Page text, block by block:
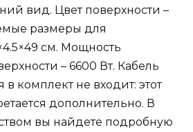
вид. Цвет поверхности –
размеры для
см. Мощность
– 6600 Вт. Кабель
комплект не входит: этот
дополнительно. В
вы найдете подробную